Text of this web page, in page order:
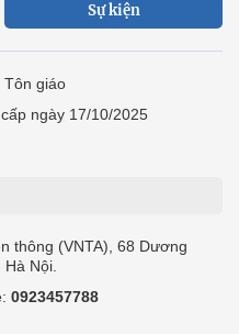
Sự kiện
Tôn giáo
ngày 17/10/2025
thông (VNTA), 68 Dương
Nội.
0923457788